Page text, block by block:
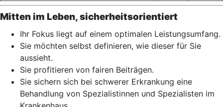
Mitten im Leben, sicherheitsorientiert
Ihr Fokus liegt auf einem optimalen Leistungsumfang.
Sie möchten selbst definieren, wie dieser für Sie
aussieht.
Sie profitieren von fairen Beiträgen.
Sie sichern sich bei schwerer Erkrankung eine
Behandlung von Spezialistinnen und Spezialisten im